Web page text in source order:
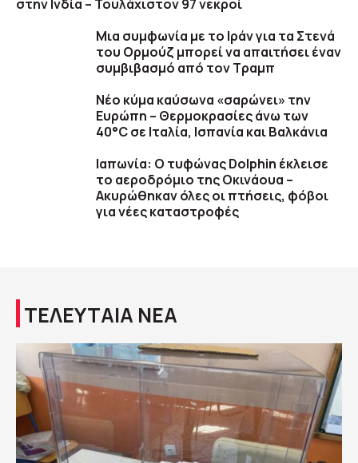
στην Ινδία – Τουλάχιστον 97 νεκροί
Μια συμφωνία με το Ιράν για τα Στενά
του Ορμούζ μπορεί να απαιτήσει έναν
συμβιβασμό από τον Τραμπ
Νέο κύμα καύσωνα «σαρώνει» την
Ευρώπη – Θερμοκρασίες άνω των
40°C σε Ιταλία, Ισπανία και Βαλκάνια
Ιαπωνία: Ο τυφώνας Dolphin έκλεισε
το αεροδρόμιο της Οκινάουα –
Ακυρώθηκαν όλες οι πτήσεις, φόβοι
για νέες καταστροφές
ΤΕΛΕΥΤΑΙΑ ΝΕΑ